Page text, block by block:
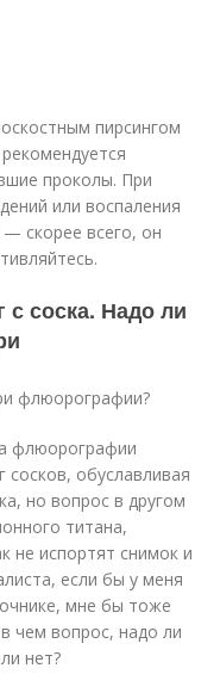
пирсингом
проколы. При
или воспаления
скорее всего, он
соска. Надо ли
флюорографии?
флюорографии
сосков, обуславливая
но вопрос в другом
титана,
не испортят снимок и
если бы у меня
мне бы тоже
чем вопрос, надо ли
нет?